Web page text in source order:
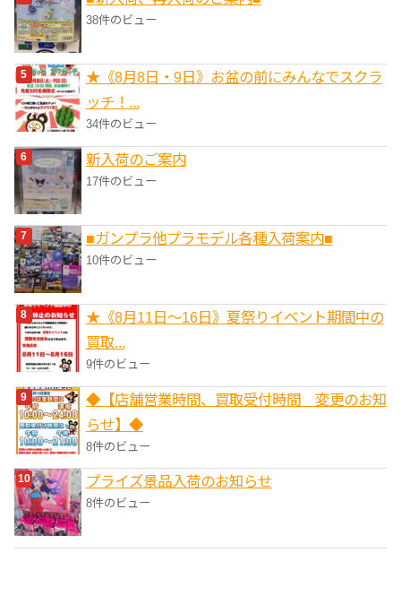
38件のビュー
★《8月8日・9日》お盆の前にみんなでスクラ
ッチ！...
34件のビュー
新入荷のご案内
17件のビュー
■ガンプラ他プラモデル各種入荷案内■
10件のビュー
★《8月11日～16日》夏祭りイベント期間中の
買取...
9件のビュー
◆【店舗営業時間、買取受付時間 変更のお知
らせ】◆
8件のビュー
プライズ景品入荷のお知らせ
8件のビュー